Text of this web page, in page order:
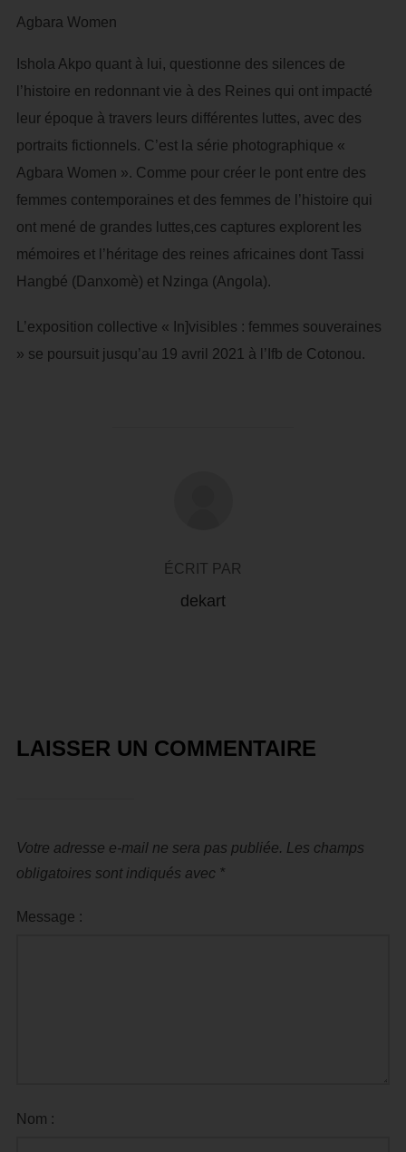
Agbara Women
Ishola Akpo quant à lui, questionne des silences de
l’histoire en redonnant vie à des Reines qui ont impacté
leur époque à travers leurs différentes luttes, avec des
portraits fictionnels. C’est la série photographique «
Agbara Women ». Comme pour créer le pont entre des
femmes contemporaines et des femmes de l’histoire qui
ont mené de grandes luttes,ces captures explorent les
mémoires et l’héritage des reines africaines dont Tassi
Hangbé (Danxomè) et Nzinga (Angola).
L’exposition collective « In]visibles : femmes souveraines
» se poursuit jusqu’au 19 avril 2021 à l’Ifb de Cotonou.
ÉCRIT PAR
dekart
LAISSER UN COMMENTAIRE
Votre adresse e-mail ne sera pas publiée. Les champs
obligatoires sont indiqués avec *
Message :
Nom :